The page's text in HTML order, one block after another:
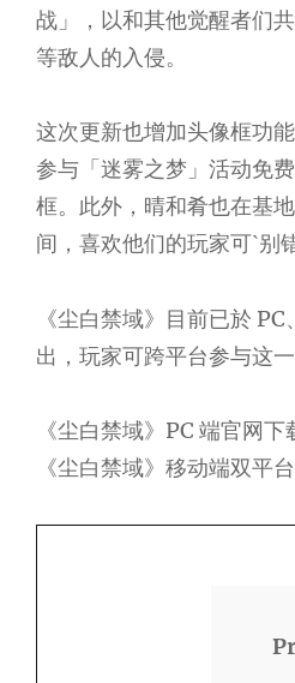
战」，以和其他觉醒者们
等敌人的入侵。
这次更新也增加头像框功
参与「迷雾之梦」活动免
框。此外，晴和肴也在基
间，喜欢他们的玩家可ˋ别
《尘白禁域》目前已於
出，玩家可跨平台参与这
《尘白禁域》PC 端官网下
《尘白禁域》移动端双平